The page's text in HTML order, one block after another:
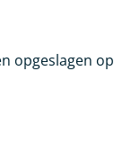
opgeslagen op